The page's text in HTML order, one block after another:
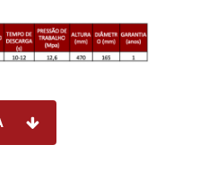
NOTIFIER
NOVEC